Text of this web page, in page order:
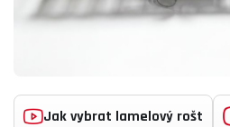
Jak vybrat lamelový rošt